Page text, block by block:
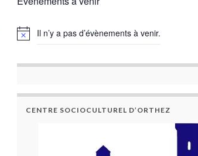
Il n’y a pas d’évènements à venir.
CENTRE SOCIOCULTUREL D’ORTHEZ